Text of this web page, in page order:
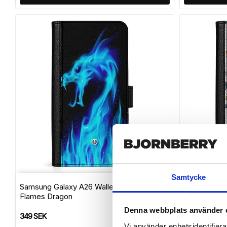
Samtycke
Denna webbplats använder
Add to list
Samsung Galaxy A26 Wallet Case - Blue
Flames Dragon
349 SEK
Pattern
349 SEK